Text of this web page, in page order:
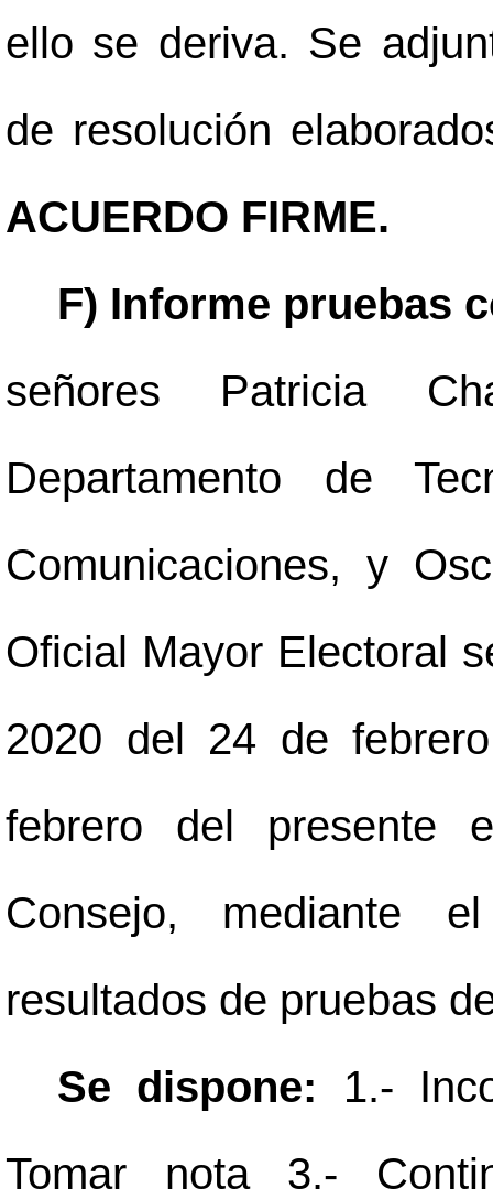
ello se deriva. Se
de resolución
ACUERDO FIRME.
F) Informe pruebas
señores Patricia
Departamento de
Comunicaciones, y
Oficial Mayor Electoral
2020 del 24 de
febrero del presente
Consejo, mediante
resultados de pruebas
Se dispone: 1.-
Tomar nota 3.-